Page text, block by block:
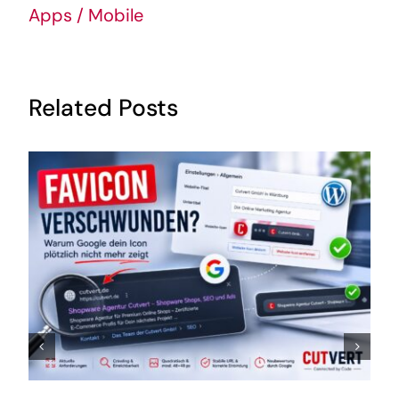
Apps / Mobile
Related Posts